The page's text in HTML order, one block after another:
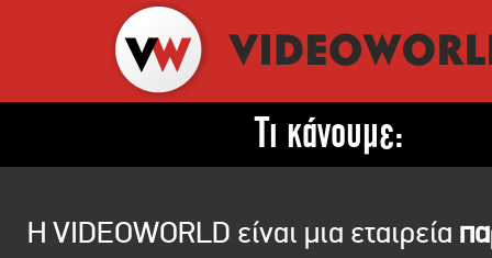
Τι κάνουμε:
Η VIDEOWORLD είναι μια εταιρεία